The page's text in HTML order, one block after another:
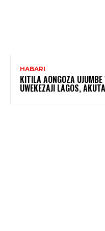
HABARI
KITILA AONGOZA
UWEKEZAJI LAGOS,